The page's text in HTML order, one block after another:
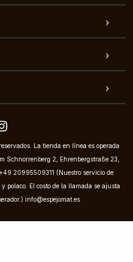
La tienda en línea es operada
Schnorrenberg 2, Ehrenbergstraße 23,
20995509311 (Nuestro servicio de
polaco. El costo de la llamada se ajusta
info@espejomat.es